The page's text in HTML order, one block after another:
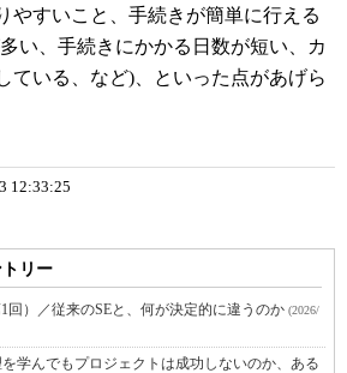
やすいこと、手続きが簡単に行える
い、手続きにかかる日数が短い、カ
ている、など)、といった点があげら
12:33:25
リー
回）／従来のSEと、何が決定的に違うのか (2026/
学んでもプロジェクトは成功しないのか、ある